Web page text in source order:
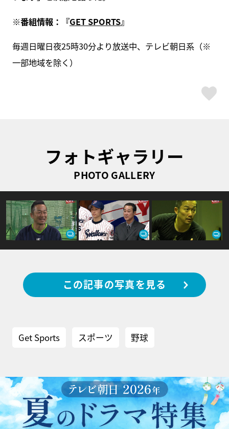
※番組情報：『GET SPORTS』
毎週日曜日夜25時30分より放送中、テレビ朝日系（※
一部地域を除く）
フォトギャラリー
PHOTO GALLERY
この記事の写真を見る
Get Sports スポーツ 野球